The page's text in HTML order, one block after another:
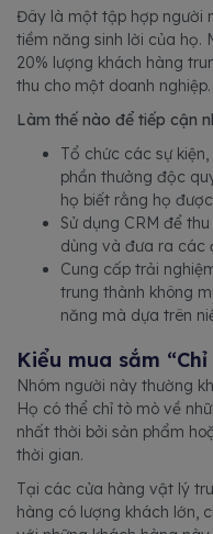
Đây là một tập hợp người
tiềm năng sinh lời của họ.
20% lượng khách hàng
thu cho một doanh nghiệp.
Làm thế nào để tiếp cận
Tổ chức các sự
phần thưởng độc
họ biết rằng họ
Sử dụng CRM để
dùng và đưa ra các
Cung cấp trải
trung thành không
năng mà dựa trên
Kiểu mua sắm
Nhóm người này thường
Họ có thể chỉ tò mò về
nhất thời bởi sản phẩm
thời gian.
Tại các cửa hàng vật lý
hàng có lượng khách lớn,